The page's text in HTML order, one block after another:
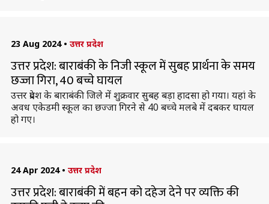
23 Aug 2024 • उत्तर प्रदेश
उत्तर प्रदेश: बाराबंकी के निजी स्कूल में सुबह प्रार्थना के समय
छज्जा गिरा, 40 बच्चे घायल
उत्तर प्रदेश के बाराबंकी जिले में शुक्रवार सुबह बड़ा हादसा हो गया। यहां के
अवध एकेडमी स्कूल का छज्जा गिरने से 40 बच्चे मलबे में दबकर घायल
हो गए।
24 Apr 2024 • उत्तर प्रदेश
उत्तर प्रदेश: बाराबंकी में बहन को दहेज देने पर व्यक्ति की